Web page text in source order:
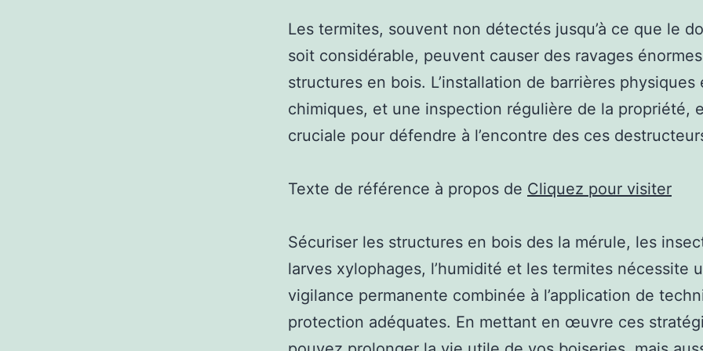
Les termites, souvent non détectés jusqu’à ce que le
soit considérable, peuvent causer des ravages
structures en bois. L’installation de barrières physiques
chimiques, et une inspection régulière de la propriété,
cruciale pour défendre à l’encontre des ces
Texte de référence à propos de Cliquez pour visiter
Sécuriser les structures en bois des la mérule, les
larves xylophages, l’humidité et les termites nécessite
vigilance permanente combinée à l’application de
protection adéquates. En mettant en œuvre ces